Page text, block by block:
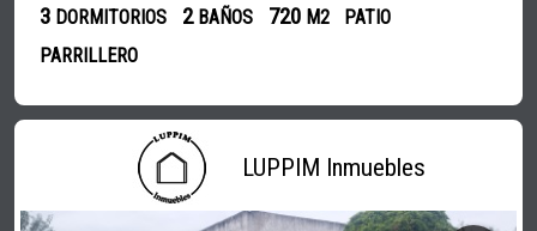
3 DORMITORIOS 2BAÑOS 720 M2
PATIO
PARRILLERO
LUPPIM Inmuebles